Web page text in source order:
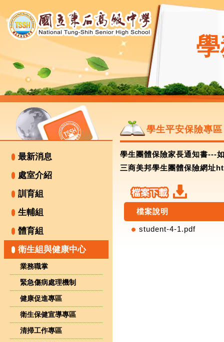
最新消息
處室介紹
訓育組
生輔組
體育組
衛生組與健康中心
業務職掌
緊急傷病處理機制
健康促進專區
衛生保健宣導專區
清掃工作專區
學生平安保險專區
學生團體保險家長通知書---
三商美邦學生團體保險網
檔案說明
student-4-1.pdf